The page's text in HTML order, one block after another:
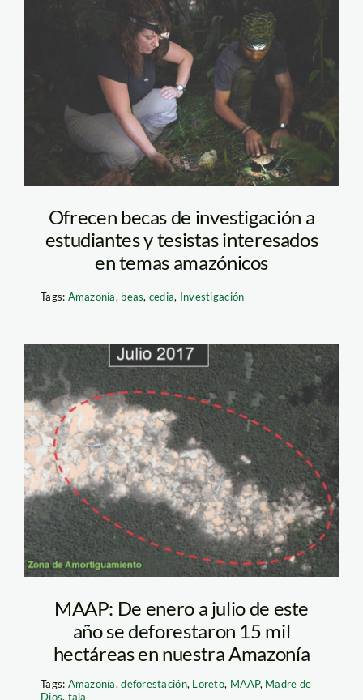
investigadores en
madre de dios_thomas
müller
Ofrecen becas de investigación a
estudiantes y tesistas interesados
en temas amazónicos
Tags: Amazonía, beas, cedia, Investigación
Imprimir
MAAP: De enero a julio de este
año se deforestaron 15 mil
hectáreas en nuestra Amazonía
Tags: Amazonía,deforestación, Loreto, MAAP, Madre de
Dios, tala